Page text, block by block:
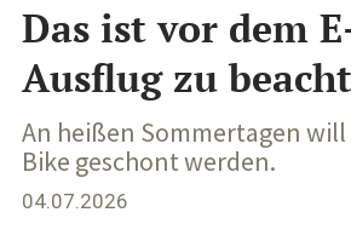
Das ist vor dem
Ausflug zu
An heißen Sommertagen will
Bike geschont werden.
04.07.2026